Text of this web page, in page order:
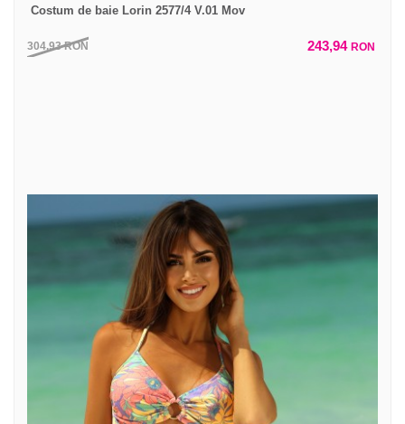
Costum de baie Lorin 2577/4 V.01 Mov
304,93RON 243,94 RON